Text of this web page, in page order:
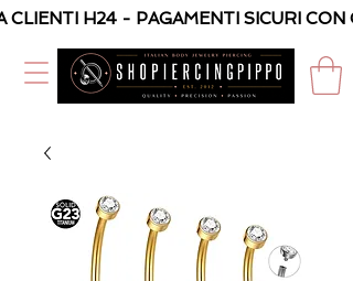
H24 - PAGAMENTI SICURI